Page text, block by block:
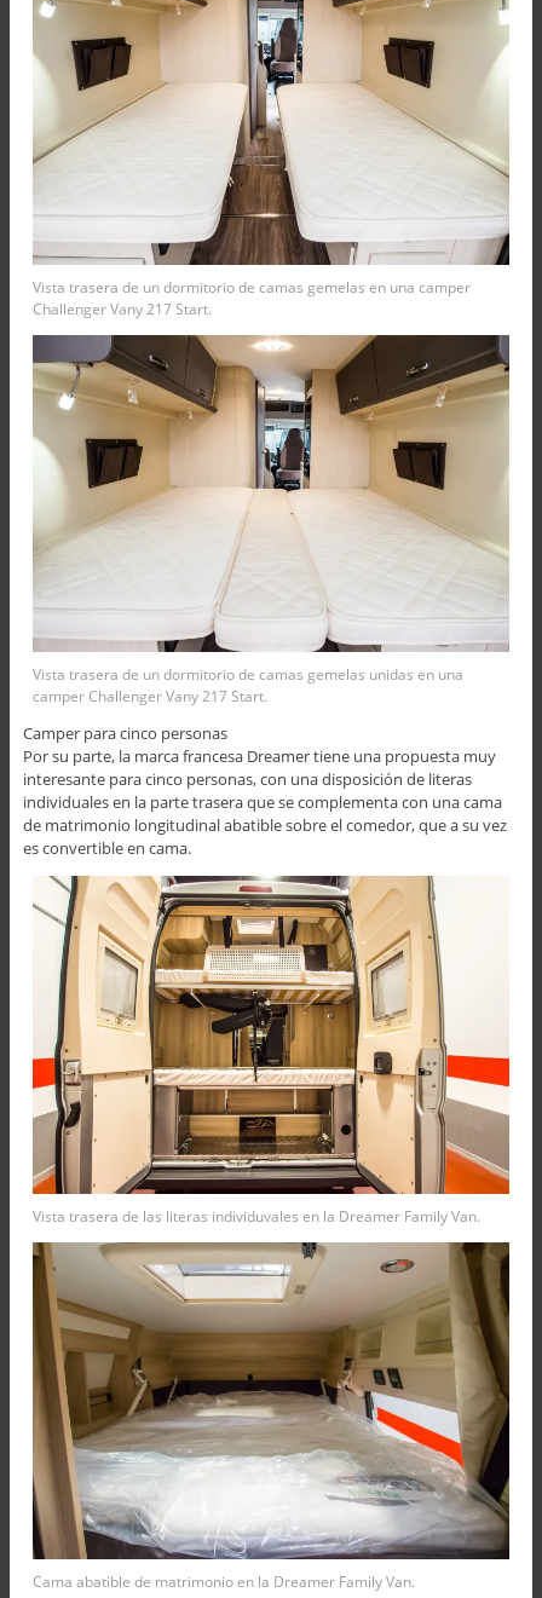
Vista trasera de un dormitorio de camas gemelas en una camper
Challenger Vany 217 Start.
Vista trasera de un dormitorio de camas gemelas unidas en una
camper Challenger Vany 217 Start.
Camper para cinco personas
Por su parte, la marca francesa Dreamer tiene una propuesta muy
interesante para cinco personas, con una disposición de literas
individuales en la parte trasera que se complementa con una cama
de matrimonio longitudinal abatible sobre el comedor, que a su vez
es convertible en cama.
Vista trasera de las literas individuvales en la Dreamer Family Van.
Cama abatible de matrimonio en la Dreamer Family Van.